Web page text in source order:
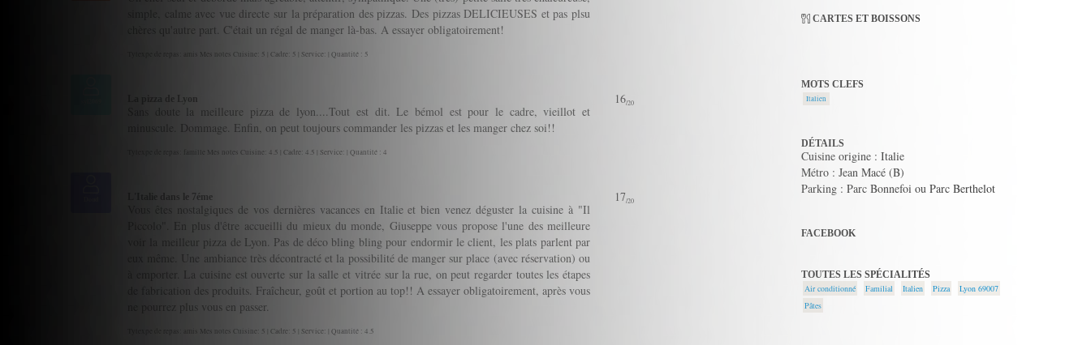
simple, calme avec vue directe sur la préparation des pizzas. Des pizzas DELICIEUSES et pas plsu
chères qu'autre part. C'était un régal de manger là-bas. A essayer obligatoirement!
Tytexpe de repas: amis Mes notes Cuisine: 5 | Cadre: 5 | Service: | Quantité : 5
La pizza de Lyon
Sans doute la meilleure pizza de lyon....Tout est dit. Le bémol est pour le cadre, vieillot et
minuscule. Dommage. Enfin, on peut toujours commander les pizzas et les manger chez soi!!
Tytexpe de repas: famille Mes notes Cuisine: 4.5 | Cadre: 4.5 | Service: | Quantité : 4
16/20
L'Italie dans le 7éme
Vous êtes nostalgiques de vos dernières vacances en Italie et bien venez déguster la cuisine à "Il
Piccolo". En plus d'être accueilli du mieux du monde, Giuseppe vous propose l'une des meilleure
voir la meilleur pizza de Lyon. Pas de déco bling bling pour endormir le client, les plats parlent par
eux même. Une ambiance très décontracté et la possibilité de manger sur place (avec réservation) ou
à emporter. La cuisine est ouverte sur la salle et vitrée sur la rue, on peut regarder toutes les étapes
de fabrication des produits. Fraîcheur, goût et portion au top!! A essayer obligatoirement, après vous
ne pourrez plus vous en passer.
Tytexpe de repas: amis Mes notes Cuisine: 5 | Cadre: 5 | Service: | Quantité : 4.5
17/20
CARTES ET BOISSONS
MOTS CLEFS
Italien
DÉTAILS
Cuisine origine : Italie
Métro : Jean Macé (B)
Parking : Parc Bonnefoi ou Parc Berthelot
FACEBOOK
TOUTES LES SPÉCIALITÉS
Air conditionné
Familial Italien Pizza
Lyon 69007
Pâtes